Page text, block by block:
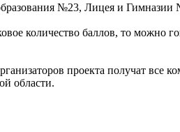
№23, Лицея и Гимназии
количество баллов, то можно
проекта получат все
области.